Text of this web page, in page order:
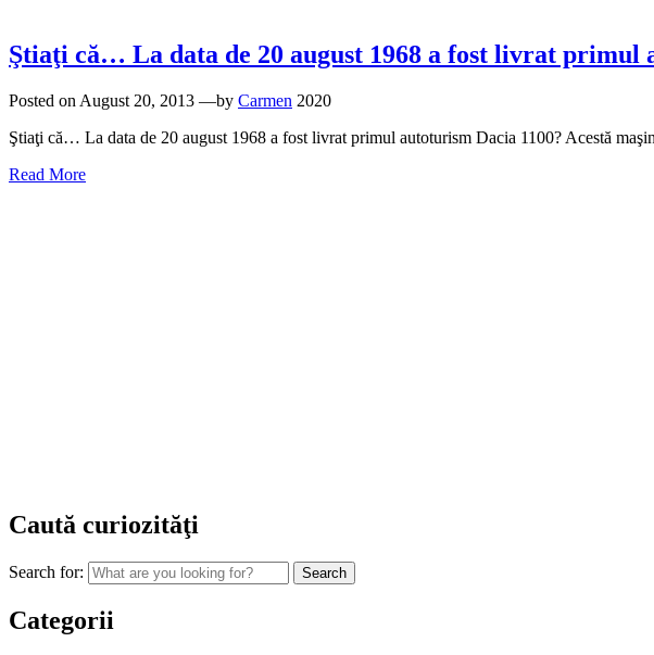
Ştiaţi că… La data de 20 august 1968 a fost livrat primul
Posted on August 20, 2013 —by Carmen 2020
Ştiaţi că… La data de 20 august 1968 a fost livrat primul autoturism Dacia 1100? Acestă
Read More
Caută curiozităţi
Search for:
Categorii